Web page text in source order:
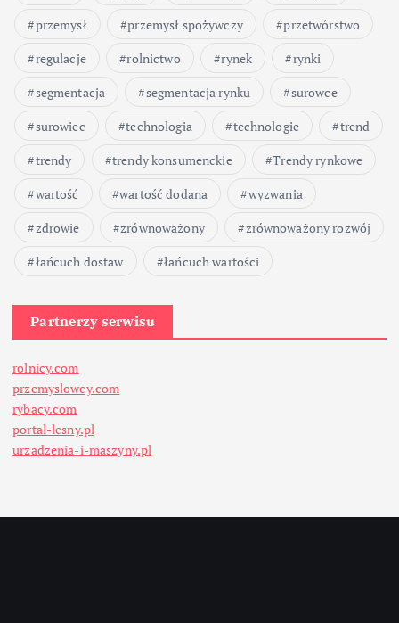
przemysł
przemysł spożywczy
przetwórstwo
regulacje
rolnictwo rynek
rynki
segmentacja
segmentacja rynku
surowce
surowiec
technologia technologie
trend
trendy
trendy konsumenckie
Trendy rynkowe
wartość
wartość dodana
wyzwania
zdrowie
zrównoważony
zrównoważony rozwój
łańcuch dostaw
łańcuch wartości
Partnerzy serwisu
rolnicy.com
przemyslowcy.com
rybacy.com
portal-lesny.pl
urzadzenia-i-maszyny.pl